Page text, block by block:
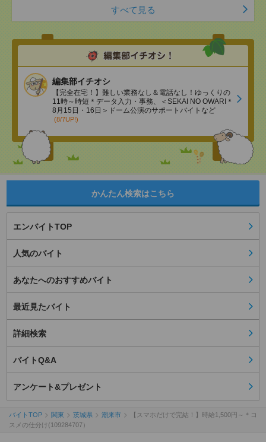
すべて見る
編集部イチオシ
【完全在宅！】難しい業務なし＆電話なし！ゆっくりの
11時～時短＊データ入力・事務、＜SEKAI NO OWARI＊
8月15日・16日＞ドーム公演のサポートバイトなど
(8/7UP!)
かんたん検索はこちら
エンバイトTOP
人気のバイト
あなたへのおすすめバイト
最近見たバイト
詳細検索
バイトQ&A
アンケート&プレゼント
バイトTOP 関東 茨城県 潮来市
【スマホだけで完結！】時給1,500円～＊コ
スメの仕分け(109284707）